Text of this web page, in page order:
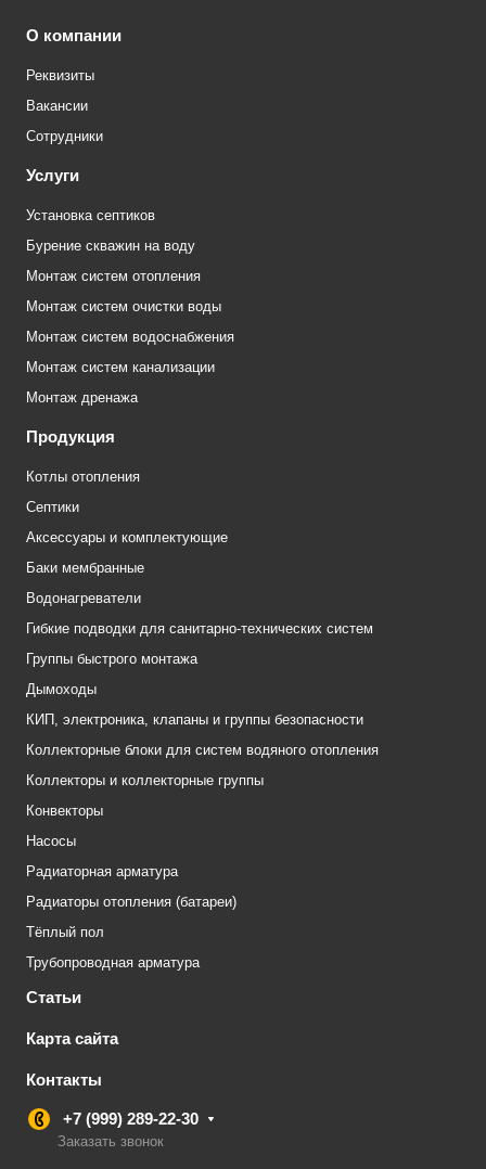
О компании
Реквизиты
Вакансии
Сотрудники
Услуги
Установка септиков
Бурение скважин на воду
Монтаж систем отопления
Монтаж систем очистки воды
Монтаж систем водоснабжения
Монтаж систем канализации
Монтаж дренажа
Продукция
Котлы отопления
Септики
Аксессуары и комплектующие
Баки мембранные
Водонагреватели
Гибкие подводки для санитарно-технических систем
Группы быстрого монтажа
Дымоходы
КИП, электроника, клапаны и группы безопасности
Коллекторные блоки для систем водяного отопления
Коллекторы и коллекторные группы
Конвекторы
Насосы
Радиаторная арматура
Радиаторы отопления (батареи)
Тёплый пол
Трубопроводная арматура
Статьи
Карта сайта
Контакты
+7 (999) 289-22-30
Заказать звонок